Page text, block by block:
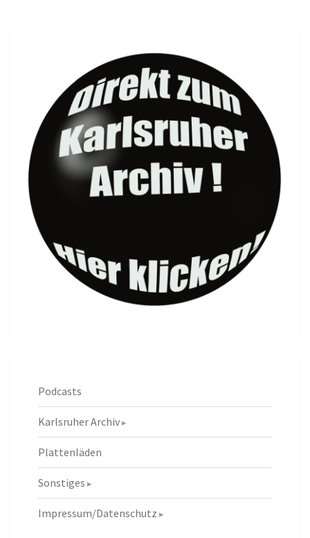
Podcasts
Karlsruher Archiv
Plattenläden
Sonstiges
Impressum/Datenschutz